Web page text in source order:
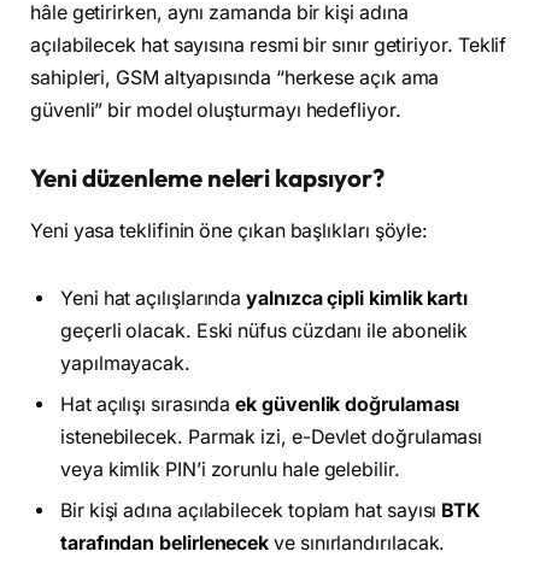
hâle getirirken, aynı zamanda bir kişi adına
açılabilecek hat sayısına resmi bir sınır getiriyor. Teklif
sahipleri, GSM altyapısında “herkese açık ama
güvenli” bir model oluşturmayı hedefliyor.
Yeni düzenleme neleri kapsıyor?
Yeni yasa teklifinin öne çıkan başlıkları şöyle:
Yeni hat açılışlarındayalnızca çipli kimlik kartı
geçerli olacak. Eski nüfus cüzdanı ile abonelik
yapılmayacak.
Hat açılışı sırasındaek güvenlik doğrulaması
istenebilecek. Parmak izi, e-Devlet doğrulaması
veya kimlik PIN’i zorunlu hale gelebilir.
Bir kişi adına açılabilecek toplam hat sayısı BTK
tarafından belirlenecek ve sınırlandırılacak.